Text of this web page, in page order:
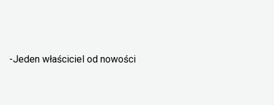
-Jeden właściciel od nowości